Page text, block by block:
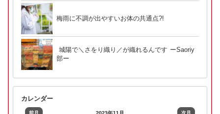
梅雨に不調が出やすいお体の共通点?!
城陽で＼さをり織り／が織れるんです ーSaoriy
部ー
カレンダー
前月 次月